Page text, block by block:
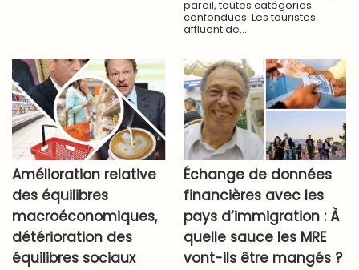
pareil, toutes catégories
confondues. Les touristes
affluent de...
Amélioration relative
des équilibres
macroéconomiques,
détérioration des
équilibres sociaux
Échange de données
financières avec les
pays d’immigration : À
quelle sauce les MRE
vont-ils être mangés ?